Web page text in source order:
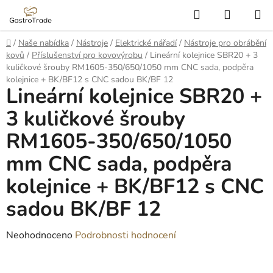
obsah
Hledat
KOŠÍK
Domů
/ Naše nabídka / Nástroje / Elektrické nářadí / Nástroje pro obrábění
kovů / Příslušenství pro kovovýrobu / Lineární kolejnice SBR20 + 3
kuličkové šrouby RM1605-350/650/1050 mm CNC sada, podpěra
kolejnice + BK/BF12 s CNC sadou BK/BF 12
Lineární kolejnice SBR20 +
3 kuličkové šrouby
RM1605-350/650/1050
mm CNC sada, podpěra
kolejnice + BK/BF12 s CNC
sadou BK/BF 12
Průměrné
Neohodnoceno Podrobnosti hodnocení